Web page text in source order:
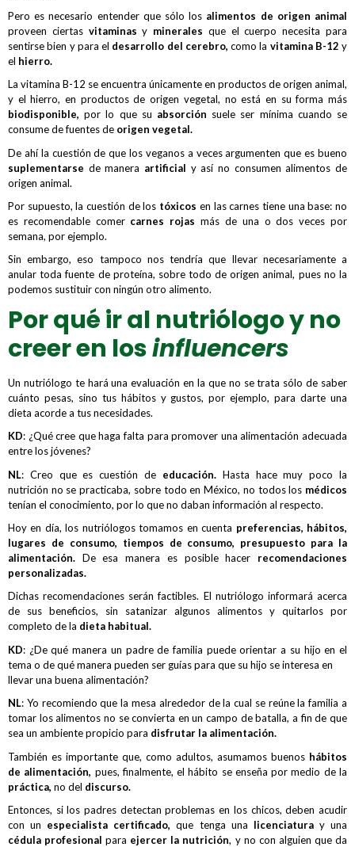
Pero es necesario entender que sólo los alimentos de origen animal
proveen ciertas vitaminas y minerales que el cuerpo necesita para
sentirse bien y para el desarrollo del cerebro, como la vitamina B-12 y
el hierro.
La vitamina B-12 se encuentra únicamente en productos de origen animal,
y el hierro, en productos de origen vegetal, no está en su forma más
biodisponible, por lo que su absorción suele ser mínima cuando se
consume de fuentes de origen vegetal.
De ahí la cuestión de que los veganos a veces argumenten que es bueno
suplementarse de manera artificial y así no consumen alimentos de
origen animal.
Por supuesto, la cuestión de los tóxicos en las carnes tiene una base: no
es recomendable comer carnes rojas más de una o dos veces por
semana, por ejemplo.
Sin embargo, eso tampoco nos tendría que llevar necesariamente a
anular toda fuente de proteína, sobre todo de origen animal, pues no la
podemos sustituir con ningún otro alimento.
Por qué ir al nutriólogo y no
creer en losinfluencers
Un nutriólogo te hará una evaluación en la que no se trata sólo de saber
cuánto pesas, sino tus hábitos y gustos, por ejemplo, para darte una
dieta acorde a tus necesidades.
KD: ¿Qué cree que haga falta para promover una alimentación adecuada
entre los jóvenes?
NL: Creo que es cuestión de educación.Hasta hace muy poco la
nutrición no se practicaba, sobre todo en México, no todos los médicos
tenían el conocimiento, por lo que no daban información al respecto.
Hoy en día, los nutriólogos tomamos en cuenta preferencias, hábitos,
lugares de consumo, tiempos de consumo, presupuesto para la
alimentación. De esa manera es posible hacer recomendaciones
personalizadas.
Dichas recomendaciones serán factibles. El nutriólogo informará acerca
de sus beneficios, sin satanizar algunos alimentos y quitarlos por
completo de la dieta habitual.
KD: ¿De qué manera un padre de familia puede orientar a su hijo en el
tema o de qué manera pueden ser guías para que su hijo se interesa en
llevar una buena alimentación?
NL: Yo recomiendo que la mesa alrededor de la cual se reúne la familia a
tomar los alimentos no se convierta en un campo de batalla, a fin de que
sea un ambiente propicio para disfrutar la alimentación.
También es importante que, como adultos, asumamos buenos hábitos
de alimentación, pues, finalmente, el hábito se enseña por medio de la
práctica, no del discurso.
Entonces, si los padres detectan problemas en los chicos, deben acudir
con un especialista certificado, que tenga una licenciaturay una
cédula profesional para ejercer la nutrición, y no con alguien que da